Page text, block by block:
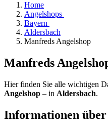
Home
Angelshops
Bayern
Aldersbach
Manfreds Angelshop
Manfreds
Hier finden Sie alle wichtigen
Angelshop – in Aldersbach.
Informationen